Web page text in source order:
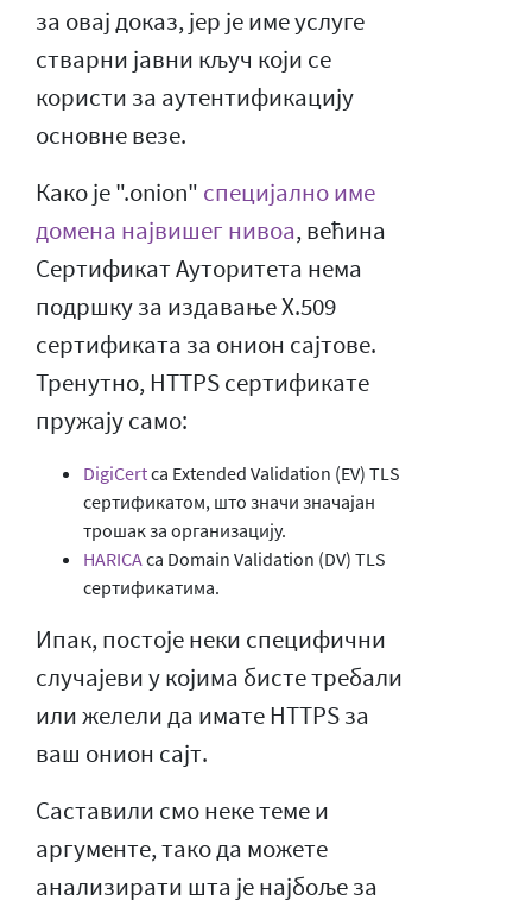
за овај доказ, јер је име услуге
стварни јавни кључ који се
користи за аутентификацију
основне везе.
Како је ".onion" специјално име
домена највишег нивоа, већина
Сертификат Ауторитета нема
подршку за издавање X.509
сертификата за онион сајтове.
Тренутно, HTTPS сертификате
пружају само:
DigiCertса Extended Validation (EV) TLS
сертификатом, што значи значајан
трошак за организацију.
HARICA са Domain Validation (DV) TLS
сертификатима.
Ипак, постоје неки специфични
случајеви у којима бисте требали
или желели да имате HTTPS за
ваш онион сајт.
Саставили смо неке теме и
аргументе, тако да можете
анализирати шта је најбоље за